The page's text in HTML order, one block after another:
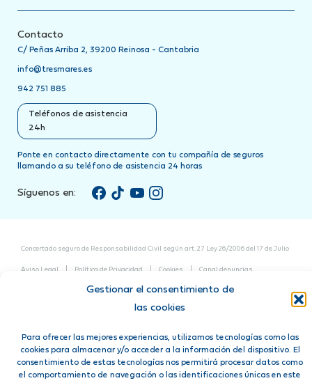
Gestionar el consentimiento de
las cookies
Para ofrecer las mejores experiencias, utilizamos tecnologías como las
cookies para almacenar y/o acceder a la información del dispositivo. El
consentimiento de estas tecnologías nos permitirá procesar datos como
el comportamiento de navegación o las identificaciones únicas en este
Contacto
C/ Peñas Arriba 2, 39200 Reinosa - Cantabria
info@tresmares.es
942 751 885
Teléfonos de asistencia
24h
Ponte en contacto directamente con tu compañía de seguros
llamando a su teléfono de asistencia 24 horas
Síguenos en:
Concertado seguro de Responsabilidad Civil según art. 27 Ley 26/2006 del 17 de Julio
Aviso Legal Política de Privacidad Cookies Canal denuncias
Tres Mares Calderón Correduría de Seguros S.L. está autorizada por la
con el Registro núm. J-2457